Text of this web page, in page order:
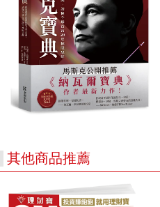
其他商品推薦